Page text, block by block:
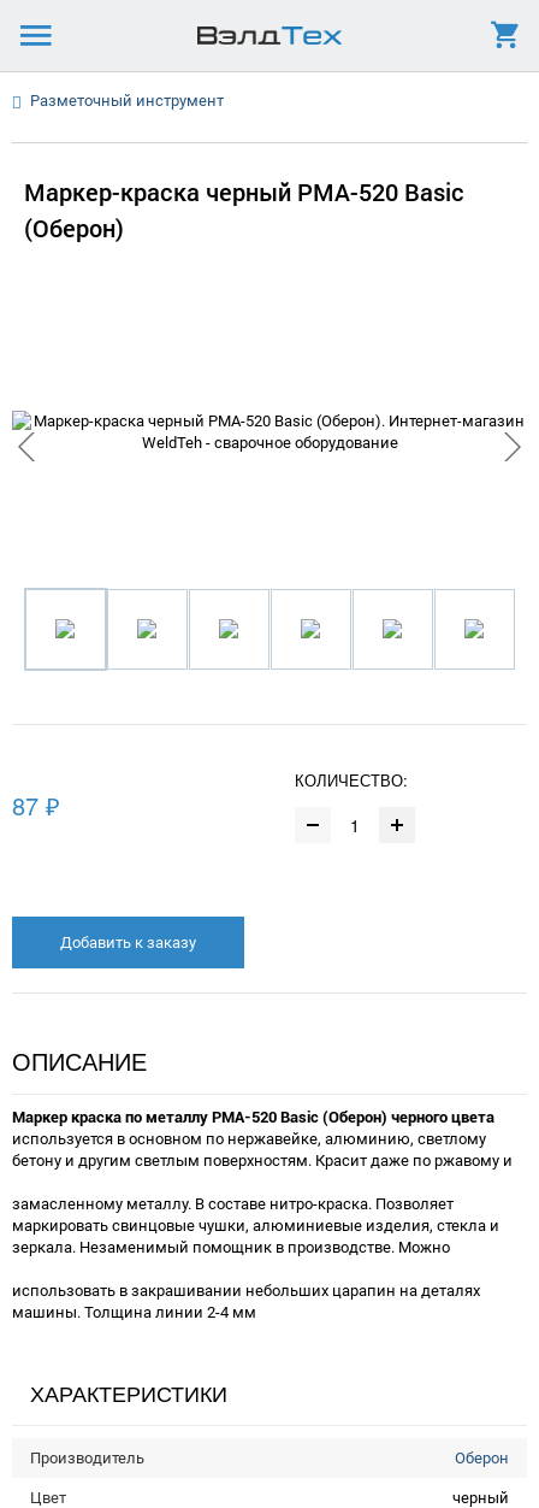
Разметочный инструмент
Маркер-краска черный PMA-520 Basic
(Оберон)
87 ₽
КОЛИЧЕСТВО:
Добавить к заказу
ОПИСАНИЕ
Маркер краска по металлу PMA-520 Basic (Оберон) черного цвета
используется в основном по нержавейке, алюминию, светлому
бетону и другим светлым поверхностям. Красит даже по ржавому и
замасленному металлу. В составе нитро-краска. Позволяет
маркировать свинцовые чушки, алюминиевые изделия, стекла и
зеркала. Незаменимый помощник в производстве. Можно
использовать в закрашивании небольших царапин на деталях
машины. Толщина линии 2-4 мм
ХАРАКТЕРИСТИКИ
Производитель Оберон
Цвет черный